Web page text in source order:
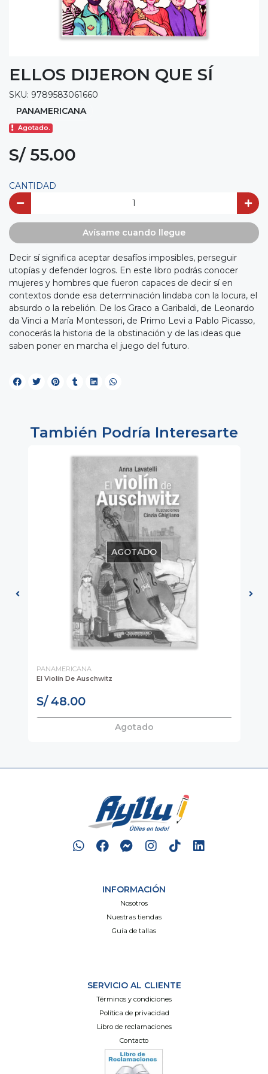
ELLOS DIJERON QUE SÍ
SKU: 9789583061660
PANAMERICANA
Agotado.
S/ 55.00
CANTIDAD
Avísame cuando llegue
Decir sí significa aceptar desafíos imposibles, perseguir
utopías y defender logros. En este libro podrás conocer
mujeres y hombres que fueron capaces de decir sí en
contextos donde esa determinación lindaba con la locura, el
absurdo o la rebelión. De los Graco a Garibaldi, de Leonardo
da Vinci a María Montessori, de Primo Levi a Pablo Picasso,
conocerás la historia de la obstinación y de las ideas que
saben poner en marcha el juego del futuro.
También Podría Interesarte
AGOTADO
PANAMERICANA
El Violín De Auschwitz
S/ 48.00
Agotado
INFORMACIÓN
Nosotros
Nuestras tiendas
Guía de tallas
SERVICIO AL CLIENTE
Términos y condiciones
Política de privacidad
Libro de reclamaciones
Contacto